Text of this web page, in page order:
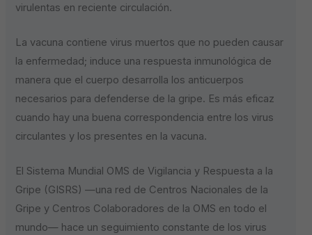
virulentas en reciente circulación.
La vacuna contiene virus muertos que no pueden causar
la enfermedad; induce una respuesta inmunológica de
manera que el cuerpo desarrolla los anticuerpos
necesarios para defenderse de la gripe. Es más eficaz
cuando hay una buena correspondencia entre los virus
circulantes y los presentes en la vacuna.
El Sistema Mundial OMS de Vigilancia y Respuesta a la
Gripe (GISRS) —una red de Centros Nacionales de la
Gripe y Centros Colaboradores de la OMS en todo el
mundo— hace un seguimiento constante de los virus